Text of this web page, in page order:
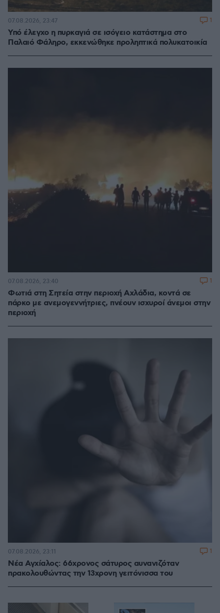
Υπό έλεγχο η πυρκαγιά σε ισόγειο κατάστημα στο
Παλαιό Φάληρο, εκκενώθηκε προληπτικά πολυκατοικία
07.08.2026, 23:47 1
Φωτιά στη Σητεία στην περιοχή Αχλάδια, κοντά σε
πάρκο με ανεμογεννήτριες, πνέουν ισχυροί άνεμοι στην
περιοχή
07.08.2026, 23:40 1
Νέα Αγχίαλος: 66χρονος σάτυρος αυνανιζόταν
πρακολουθώντας την 13χρονη γειτόνισσα του
07.08.2026, 23:11 1